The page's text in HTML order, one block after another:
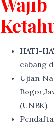
HATI-
cabang
Ujian
(UNBK)